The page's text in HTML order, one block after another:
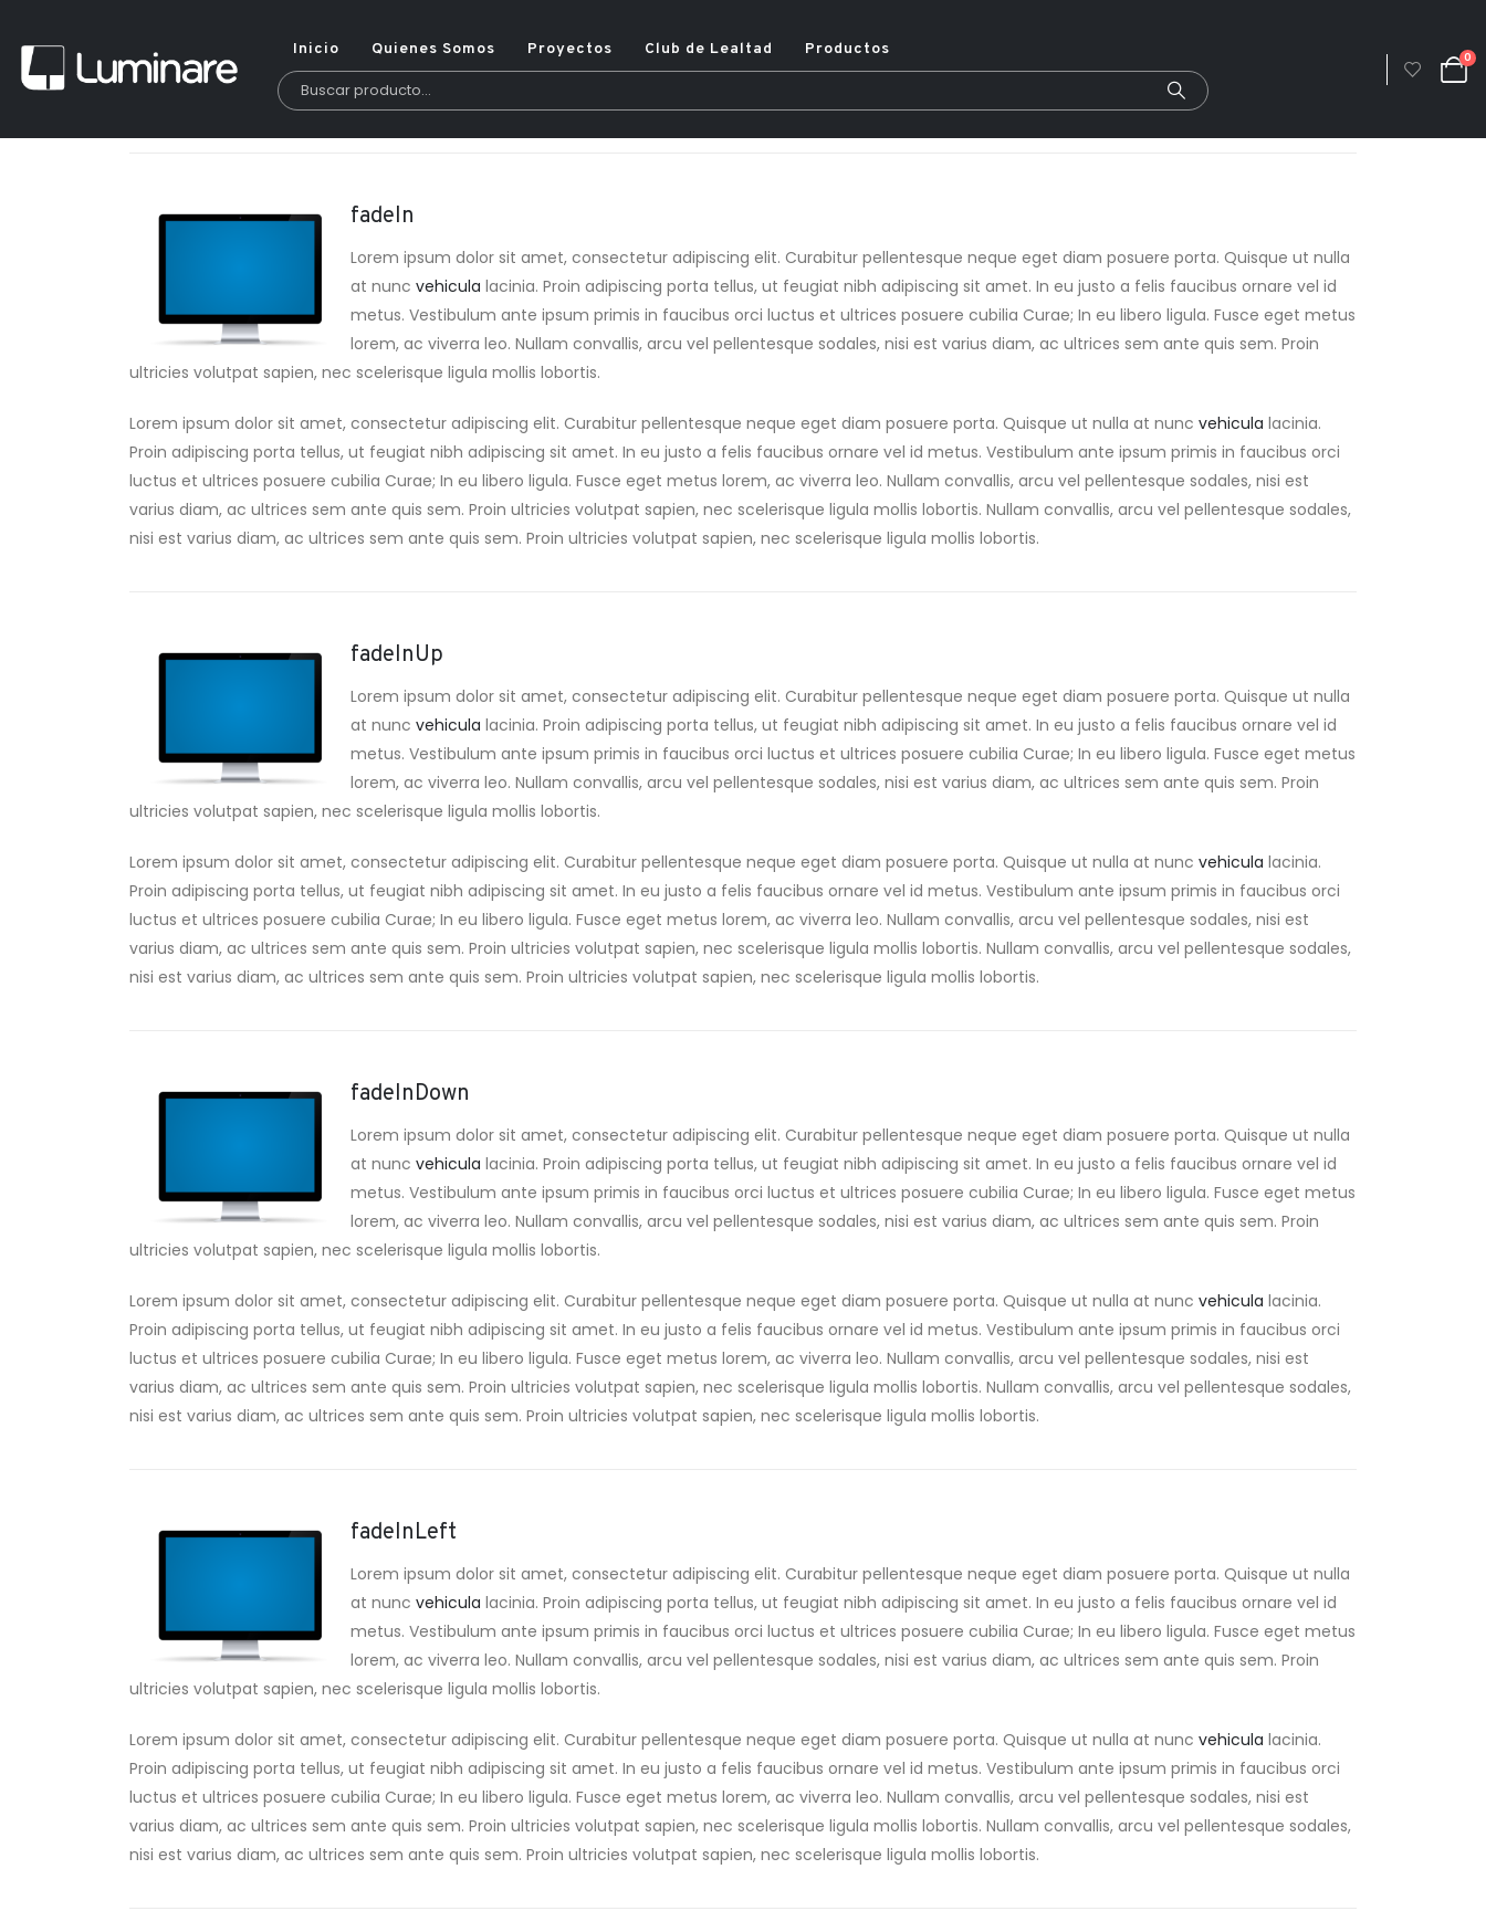
Inicio Quienes Somos Proyectos Club de Lealtad Productos 0
Animations Shortcodes
You can show the animations withPorto Animation
fadeIn
Lorem ipsum dolor sit amet, consectetur adipiscing elit. Curabitur pellentesque neque eget diam posuere porta. Quisque ut nulla
at nunc vehicula lacinia. Proin adipiscing porta tellus, ut feugiat nibh adipiscing sit amet. In eu justo a felis faucibus ornare vel id
metus. Vestibulum ante ipsum primis in faucibus orci luctus et ultrices posuere cubilia Curae; In eu libero ligula. Fusce eget metus
lorem, ac viverra leo. Nullam convallis, arcu vel pellentesque sodales, nisi est varius diam, ac ultrices sem ante quis sem. Proin
ultricies volutpat sapien, nec scelerisque ligula mollis lobortis.
Lorem ipsum dolor sit amet, consectetur adipiscing elit. Curabitur pellentesque neque eget diam posuere porta. Quisque ut nulla at nunc vehicula lacinia.
Proin adipiscing porta tellus, ut feugiat nibh adipiscing sit amet. In eu justo a felis faucibus ornare vel id metus. Vestibulum ante ipsum primis in faucibus orci
luctus et ultrices posuere cubilia Curae; In eu libero ligula. Fusce eget metus lorem, ac viverra leo. Nullam convallis, arcu vel pellentesque sodales, nisi est
varius diam, ac ultrices sem ante quis sem. Proin ultricies volutpat sapien, nec scelerisque ligula mollis lobortis. Nullam convallis, arcu vel pellentesque sodales,
nisi est varius diam, ac ultrices sem ante quis sem. Proin ultricies volutpat sapien, nec scelerisque ligula mollis lobortis.
fadeInUp
Lorem ipsum dolor sit amet, consectetur adipiscing elit. Curabitur pellentesque neque eget diam posuere porta. Quisque ut nulla
at nunc vehicula lacinia. Proin adipiscing porta tellus, ut feugiat nibh adipiscing sit amet. In eu justo a felis faucibus ornare vel id
metus. Vestibulum ante ipsum primis in faucibus orci luctus et ultrices posuere cubilia Curae; In eu libero ligula. Fusce eget metus
lorem, ac viverra leo. Nullam convallis, arcu vel pellentesque sodales, nisi est varius diam, ac ultrices sem ante quis sem. Proin
ultricies volutpat sapien, nec scelerisque ligula mollis lobortis.
Lorem ipsum dolor sit amet, consectetur adipiscing elit. Curabitur pellentesque neque eget diam posuere porta. Quisque ut nulla at nunc vehicula lacinia.
Proin adipiscing porta tellus, ut feugiat nibh adipiscing sit amet. In eu justo a felis faucibus ornare vel id metus. Vestibulum ante ipsum primis in faucibus orci
luctus et ultrices posuere cubilia Curae; In eu libero ligula. Fusce eget metus lorem, ac viverra leo. Nullam convallis, arcu vel pellentesque sodales, nisi est
varius diam, ac ultrices sem ante quis sem. Proin ultricies volutpat sapien, nec scelerisque ligula mollis lobortis. Nullam convallis, arcu vel pellentesque sodales,
nisi est varius diam, ac ultrices sem ante quis sem. Proin ultricies volutpat sapien, nec scelerisque ligula mollis lobortis.
fadeInDown
Lorem ipsum dolor sit amet, consectetur adipiscing elit. Curabitur pellentesque neque eget diam posuere porta. Quisque ut nulla
at nunc vehicula lacinia. Proin adipiscing porta tellus, ut feugiat nibh adipiscing sit amet. In eu justo a felis faucibus ornare vel id
metus. Vestibulum ante ipsum primis in faucibus orci luctus et ultrices posuere cubilia Curae; In eu libero ligula. Fusce eget metus
lorem, ac viverra leo. Nullam convallis, arcu vel pellentesque sodales, nisi est varius diam, ac ultrices sem ante quis sem. Proin
ultricies volutpat sapien, nec scelerisque ligula mollis lobortis.
Lorem ipsum dolor sit amet, consectetur adipiscing elit. Curabitur pellentesque neque eget diam posuere porta. Quisque ut nulla at nunc vehicula lacinia.
Proin adipiscing porta tellus, ut feugiat nibh adipiscing sit amet. In eu justo a felis faucibus ornare vel id metus. Vestibulum ante ipsum primis in faucibus orci
luctus et ultrices posuere cubilia Curae; In eu libero ligula. Fusce eget metus lorem, ac viverra leo. Nullam convallis, arcu vel pellentesque sodales, nisi est
varius diam, ac ultrices sem ante quis sem. Proin ultricies volutpat sapien, nec scelerisque ligula mollis lobortis. Nullam convallis, arcu vel pellentesque sodales,
nisi est varius diam, ac ultrices sem ante quis sem. Proin ultricies volutpat sapien, nec scelerisque ligula mollis lobortis.
fadeInLeft
Lorem ipsum dolor sit amet, consectetur adipiscing elit. Curabitur pellentesque neque eget diam posuere porta. Quisque ut nulla
at nunc vehicula lacinia. Proin adipiscing porta tellus, ut feugiat nibh adipiscing sit amet. In eu justo a felis faucibus ornare vel id
metus. Vestibulum ante ipsum primis in faucibus orci luctus et ultrices posuere cubilia Curae; In eu libero ligula. Fusce eget metus
lorem, ac viverra leo. Nullam convallis, arcu vel pellentesque sodales, nisi est varius diam, ac ultrices sem ante quis sem. Proin
ultricies volutpat sapien, nec scelerisque ligula mollis lobortis.
Lorem ipsum dolor sit amet, consectetur adipiscing elit. Curabitur pellentesque neque eget diam posuere porta. Quisque ut nulla at nunc vehicula lacinia.
Proin adipiscing porta tellus, ut feugiat nibh adipiscing sit amet. In eu justo a felis faucibus ornare vel id metus. Vestibulum ante ipsum primis in faucibus orci
luctus et ultrices posuere cubilia Curae; In eu libero ligula. Fusce eget metus lorem, ac viverra leo. Nullam convallis, arcu vel pellentesque sodales, nisi est
varius diam, ac ultrices sem ante quis sem. Proin ultricies volutpat sapien, nec scelerisque ligula mollis lobortis. Nullam convallis, arcu vel pellentesque sodales,
nisi est varius diam, ac ultrices sem ante quis sem. Proin ultricies volutpat sapien, nec scelerisque ligula mollis lobortis.